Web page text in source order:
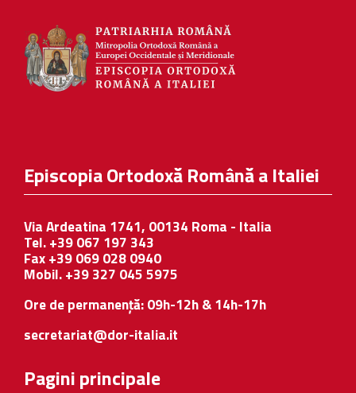
Episcopia Ortodoxă Română a Italiei
Via Ardeatina 1741, 00134 Roma - Italia
Tel. +39 067 197 343
Fax +39 069 028 0940
Mobil. +39 327 045 5975
Ore de permanență: 09h-12h & 14h-17h
secretariat@dor-italia.it
Pagini principale